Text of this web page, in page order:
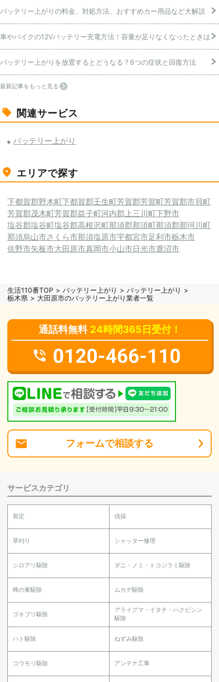
バッテリー上がりの料金、対処方法、おすすめカー用品など大解説
車やバイクの12Vバッテリー充電方法！容量が足りなくなったときは
バッテリー上がりを放置するとどうなる？6つの症状と回復方法
最新記事をもっと見る
関連サービス
バッテリー上がり
エリアで探す
下都賀郡野木町下都賀郡壬生町芳賀郡芳賀町芳賀郡市貝町
芳賀郡茂木町芳賀郡益子町河内郡上三川町下野市
塩谷郡塩谷町塩谷郡高根沢町那須郡那須町那須郡那珂川町
那須烏山市さくら市那須塩原市宇都宮市足利市栃木市
佐野市矢板市大田原市真岡市小山市日光市鹿沼市
生活110番TOP バッテリー上がり
バッテリー上がり
栃木県
大田原市のバッテリー上がり業者一覧
通話料無料 24時間365日受付！
0120-466-110
フォームで相談する
サービスカテゴリ
剪定 伐採
草刈り シャッター修理
シロアリ駆除 ダニ・ノミ・トコジラミ駆除
蜂の巣駆除 ムカデ駆除
ゴキブリ駆除
アライグマ・イタチ・ハクビシン
駆除
ハト駆除 ねずみ駆除
コウモリ駆除 アンテナ工事